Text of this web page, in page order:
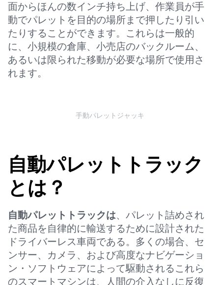
面からほんの数インチ持ち上げ、作業員が手
動でパレットを目的の場所まで押したり引い
たりすることができます。これらは一般的
に、小規模の倉庫、小売店のバックルーム、
あるいは限られた移動が必要な場所で使用さ
れます。
手動パレットジャッキ
自動パレットトラック
とは？
自動パレットトラックは、パレット詰めされ
た商品を自律的に輸送するために設計された
ドライバーレス車両である。多くの場合、セ
ンサー、カメラ、および高度なナビゲーショ
ン・ソフトウェアによって駆動されるこれら
のスマートマシンは、人間の介入なしに反復